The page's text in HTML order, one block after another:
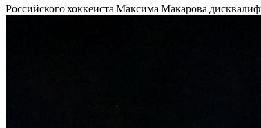
Российского хоккеиста Максима Макарова